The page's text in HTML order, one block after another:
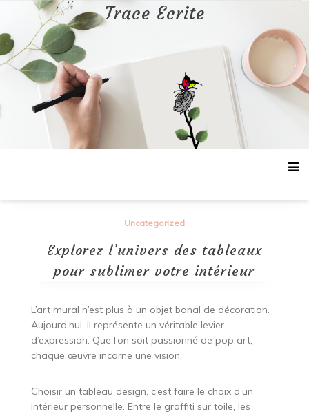
contenu
Trace Ecrite
Uncategorized
Explorez l’univers des tableaux
pour sublimer votre intérieur
L’art mural n’est plus à un objet banal de décoration.
Aujourd’hui, il représente un véritable levier
d’expression. Que l’on soit passionné de pop art,
chaque œuvre incarne une vision.
Choisir un tableau design, c’est faire le choix d’un
intérieur personnelle. Entre le graffiti sur toile, les